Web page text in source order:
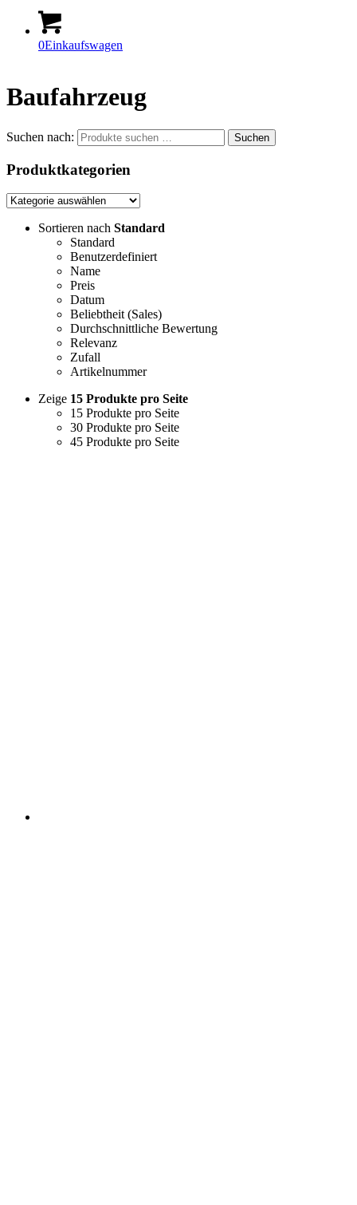
0Einkaufswagen
Baufahrzeug
Sortieren nach Standard
Standard
Benutzerdefiniert
Name
Preis
Datum
Beliebtheit (Sales)
Durchschnittliche Bewertung
Relevanz
Zufall
Artikelnummer
Zeige 15 Produkte pro Seite
15 Produkte pro Seite
30 Produkte pro Seite
45 Produkte pro Seite
Suchen nach: Suchen
Produktkategorien